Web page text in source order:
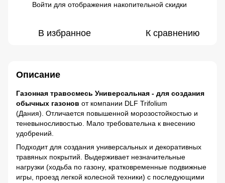
Войти для отображения накопительной скидки
В избранное К сравнению
Описание
Газонная травосмесь Универсальная - для создания
обычных газонов от компании DLF Trifolium
(Дания). Отличается повышенной морозостойкостью и
теневыносливостью. Мало требовательна к внесению
удобрений.
Подходит для создания универсальных и декоративных
травяных покрытий. Выдерживает незначительные
нагрузки (ходьба по газону, кратковременные подвижные
игры, проезд легкой колесной техники) с последующими